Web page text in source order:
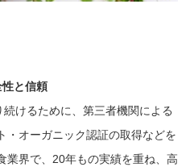
と信頼
けるために、第三者機関による
・オーガニック認証の取得などを
業界で、20年もの実績を重ね、高